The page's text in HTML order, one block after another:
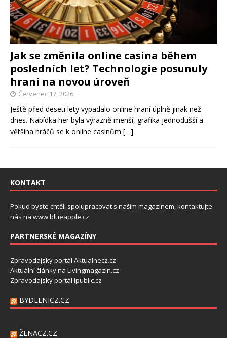
Jak se změnila online casina během
posledních let? Technologie posunuly
hraní na novou úroveň
Červenec 17, 2026
Ještě před deseti lety vypadalo online hraní úplně jinak než
dnes. Nabídka her byla výrazně menší, grafika jednodušší a
většina hráčů se k online casinům […]
KONTAKT
Pokud byste chtěli spolupracovat s našim magazínem, kontaktujte
nás na www.blueapple.cz
PARTNERSKÉ MAGAZÍNY
Zpravodajský portál Aktualnecz.cz
Aktuální články na Livingmagazin.cz
Zpravodajský portál Ipublic.cz
BYDLENICZ.CZ
ŽENACZ.CZ